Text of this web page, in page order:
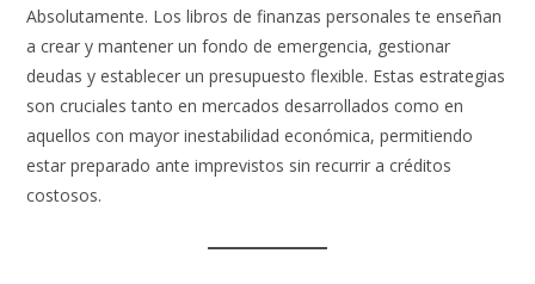
Absolutamente. Los libros de finanzas personales te enseñan
a crear y mantener un fondo de emergencia, gestionar
deudas y establecer un presupuesto flexible. Estas estrategias
son cruciales tanto en mercados desarrollados como en
aquellos con mayor inestabilidad económica, permitiendo
estar preparado ante imprevistos sin recurrir a créditos
costosos.